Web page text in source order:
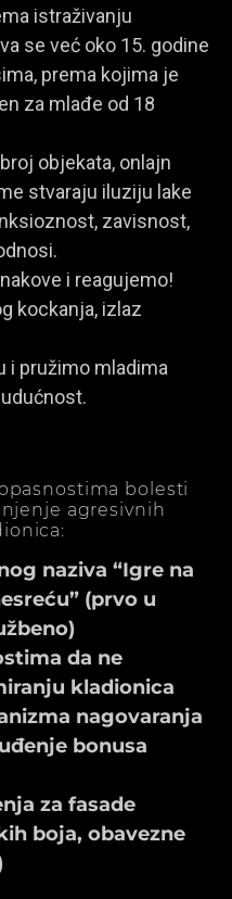
istraživanju
se već oko 15. godine
prema kojima je
za mlađe od 18
objekata, onlajn
stvaraju iluziju lake
zavisnost,
i reagujemo!
kockanja, izlaz
i pružimo mladima
bolesti
agresivnih
naziva “Igre na
(prvo u
da ne
kladionica
nagovaranja
bonusa
za fasade
boja, obavezne